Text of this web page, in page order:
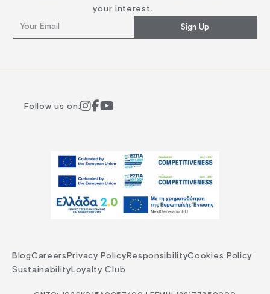
your interest.
Sign Up
Follow us on:
BlogCareers Privacy Policy ResponsibilityCookies Policy
Sustainability Loyalty Club